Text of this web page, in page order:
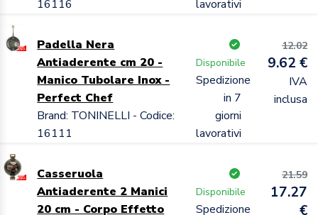
16116
lavorativi
Padella Nera
Antiaderente cm 20 -
Manico Tubolare Inox -
Perfect Chef
Brand: TONINELLI - Codice:
16111
Disponibile
Spedizione
in 7
giorni
lavorativi
12.02
9.62 €
IVA
inclusa
Casseruola
Antiaderente 2 Manici
20 cm - Corpo Effetto
Disponibile
Spedizione
21.59
17.27
€